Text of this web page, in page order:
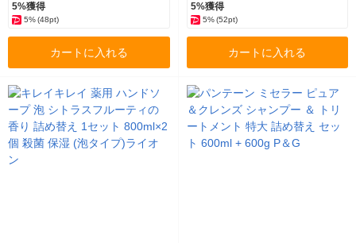
5%獲得
5%(48pt)
カートに入れる
5%獲得
5% (52pt)
カートに入れる